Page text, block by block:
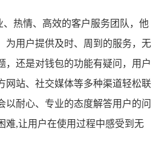
、热情、高效的客户服务团队，他
为用户提供及时、周到的服务，无
，还是对钱包的功能有疑问，用户
网站、社交媒体等多种渠道轻松联
以耐心、专业的态度解答用户的问
难,让用户在使用过程中感受到无